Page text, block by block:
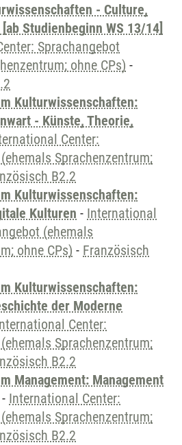
- Culture,
Studienbeginn WS 13/14]
Sprachangebot
ohne CPs) -
Kulturwissenschaften:
- Künste, Theorie,
Center:
Sprachenzentrum;
B2.2
Kulturwissenschaften:
Kulturen - International
(ehemals
ohne CPs) - Französisch
Kulturwissenschaften:
der Moderne
Center:
Sprachenzentrum;
B2.2
Management: Management
- International Center:
Sprachenzentrum;
B2.2